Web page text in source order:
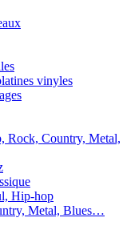
vinyles
Rock, Country, Metal,
Hip-hop
Metal, Blues…